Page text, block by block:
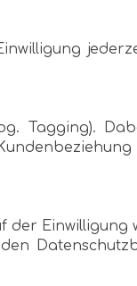
Tagging).
der Einwilligung